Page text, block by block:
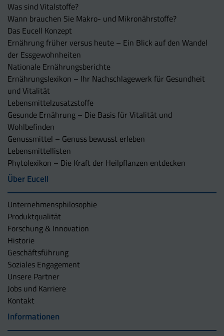
Was sind Vitalstoffe?
Wann brauchen Sie Makro- und Mikronährstoffe?
Das Eucell Konzept
Ernährung früher versus heute – Ein Blick auf den Wandel
der Essgewohnheiten
Nationale Ernährungsberichte
Ernährungslexikon – Ihr Nachschlagewerk für Gesundheit
und Vitalität
Lebensmittelzusatzstoffe
Gesunde Ernährung – Die Basis für Vitalität und
Wohlbefinden
Genussmittel – Genuss bewusst erleben
Lebensmittellisten
Phytolexikon – Die Kraft der Heilpflanzen entdecken
Über Eucell
Unternehmens­philosophie
Produktqualität
Forschung & Innovation
Historie
Geschäftsführung
Soziales Engagement
Unsere Partner
Jobs und Karriere
Kontakt
Informationen